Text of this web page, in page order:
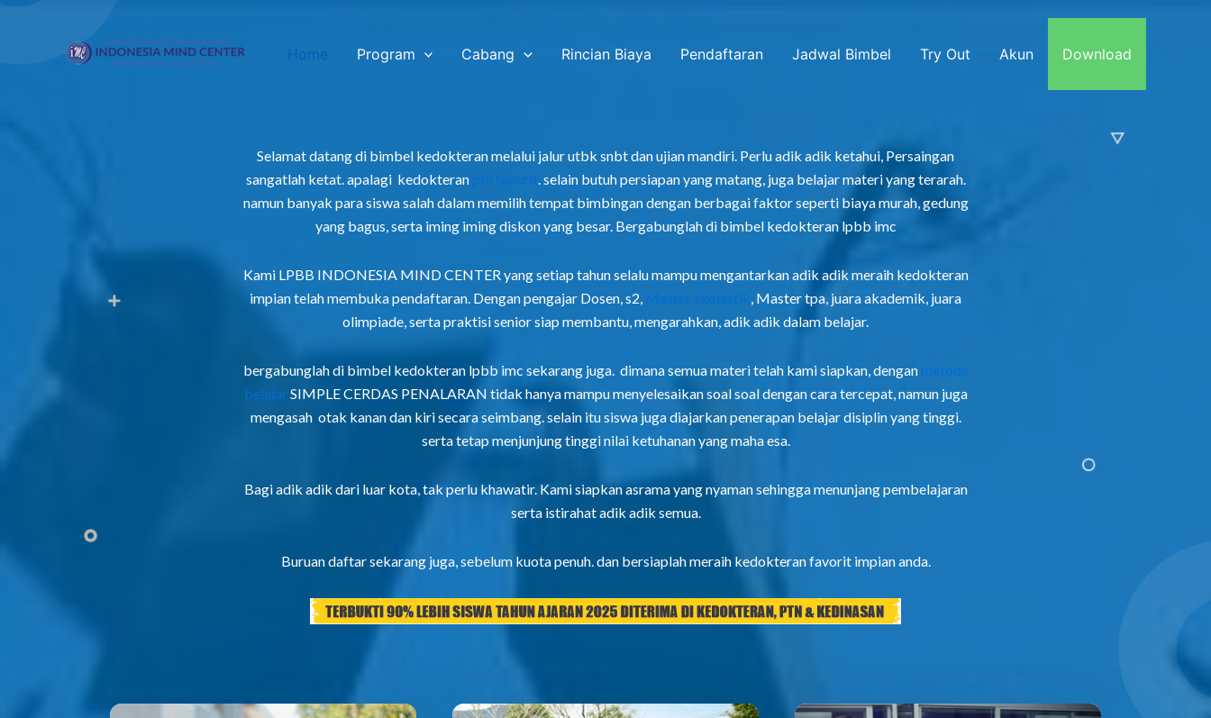
Lewati
Home Program Cabang Rincian Biaya Pendaftaran Jadwal Bimbel Try Out Akun Download
Selamat datang di bimbel kedokteran melalui jalur utbk snbt dan ujian mandiri. Perlu adik adik ketahui, Persaingan
sangatlah ketat. apalagi kedokteran ptn favorit. selain butuh persiapan yang matang, juga belajar materi yang terarah.
namun banyak para siswa salah dalam memilih tempat bimbingan dengan berbagai faktor seperti biaya murah, gedung
yang bagus, serta iming iming diskon yang besar. Bergabunglah di bimbel kedokteran lpbb imc
Kami LPBB INDONESIA MIND CENTER yang setiap tahun selalu mampu mengantarkan adik adik meraih kedokteran
impian telah membuka pendaftaran. Dengan pengajar Dosen, s2, Master skolastik, Master tpa, juara akademik, juara
olimpiade, serta praktisi senior siap membantu, mengarahkan, adik adik dalam belajar.
bergabunglah di bimbel kedokteran lpbb imc sekarang juga. dimana semua materi telah kami siapkan, dengan metode
belajarSIMPLE CERDAS PENALARAN tidak hanya mampu menyelesaikan soal soal dengan cara tercepat, namun juga
mengasah otak kanan dan kiri secara seimbang. selain itu siswa juga diajarkan penerapan belajar disiplin yang tinggi.
serta tetap menjunjung tinggi nilai ketuhanan yang maha esa.
Bagi adik adik dari luar kota, tak perlu khawatir. Kami siapkan asrama yang nyaman sehingga menunjang pembelajaran
serta istirahat adik adik semua.
Buruan daftar sekarang juga, sebelum kuota penuh. dan bersiaplah meraih kedokteran favorit impian anda.